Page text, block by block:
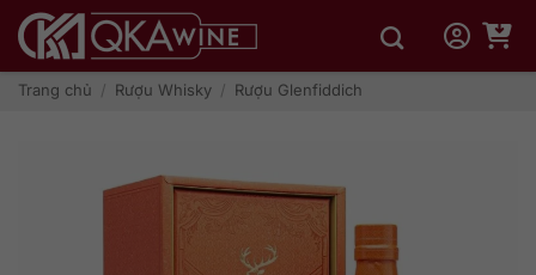
qua
dungTrang chủ / Rượu Whisky / Rượu Glenfiddich